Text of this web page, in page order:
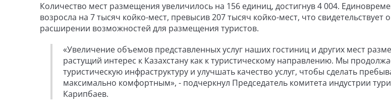
Количество мест размещения увеличилось на 156 единиц, достигнув 4 004.
возросла на 7 тысяч койко-мест, превысив 207 тысяч койко-мест, что свидетельствует
расширении возможностей для размещения туристов.
«Увеличение объемов представленных услуг наших гостиниц и других мест
растущий интерес к Казахстану как к туристическому направлению. Мы
туристическую инфраструктуру и улучшать качество услуг, чтобы сделать
максимально комфортным», - подчеркнул Председатель комитета индустрии
Карипбаев.